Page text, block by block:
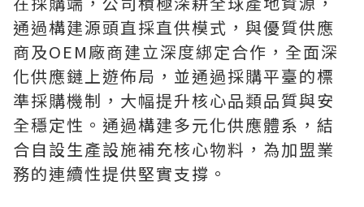
通過構建源頭直採直供模式，與優質供應
商及OEM廠商建立深度綁定合作，全面深
化供應鏈上遊佈局，並通過採購平臺的標
準採購機制，大幅提升核心品類品質與安
全穩定性。通過構建多元化供應體系，結
合自設生產設施補充核心物料，為加盟業
務的連續性提供堅實支撐。